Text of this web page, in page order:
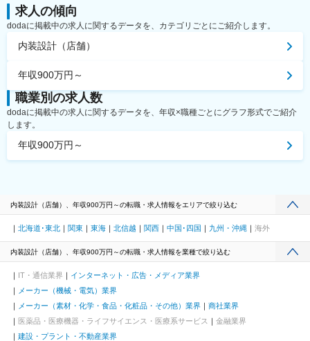
求人の傾向
dodaに掲載中の求人に関するデータを、カテゴリごとにご紹介します。
内装設計（店舗）
年収900万円～
職業別の求人数
dodaに掲載中の求人に関するデータを、年収×職種ごとにグラフ形式でご紹介
します。
年収900万円～
内装設計（店舗）、年収900万円～の転職・求人情報をエリアで絞り込む
北海道･東北 関東 東海 北信越 関西 中国･四国 九州・沖縄 海外
内装設計（店舗）、年収900万円～の転職・求人情報を業種で絞り込む
IT・通信業界
インターネット・広告・メディア業界
メーカー（機械・電気）業界
メーカー（素材・化学・食品・化粧品・その他）業界
商社業界
医薬品・医療機器・ライフサイエンス・医療系サービス
金融業界
建設・プラント・不動産業界